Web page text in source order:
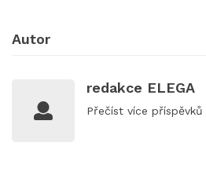
Autor
redakce ELEGA
Přečíst více příspěvků